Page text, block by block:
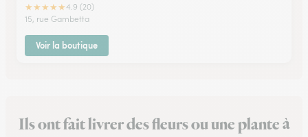
★★★★★4.9 (20)
15, rue Gambetta
Voir la boutique
Ils ont fait livrer des fleurs ou une plante à